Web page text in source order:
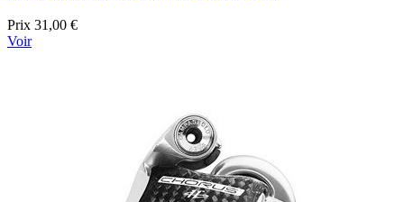
Prix 31,00 €
Voir